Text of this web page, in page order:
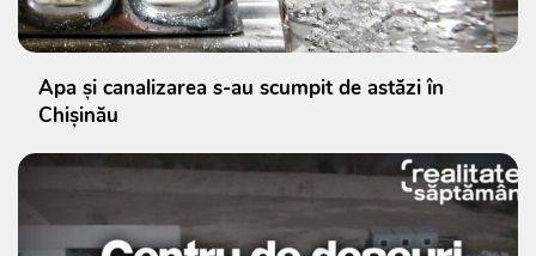
Apa și canalizarea s-au scumpit de astăzi în
Chișinău